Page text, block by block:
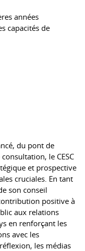
années
capacités de
du pont de
le CESC
et prospective
cruciales. En tant
son conseil
positive à
aux relations
en renforçant les
avec les
les médias